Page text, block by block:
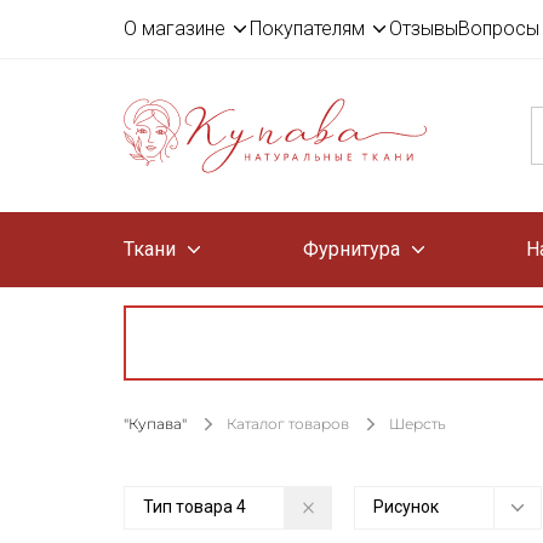
О магазине Покупателям ОтзывыВопросы
Ткани Фурнитура
"Купава" Каталог товаров Шерсть
Тип товара 4 Рисунок